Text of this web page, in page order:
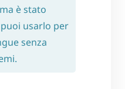
è stato
usarlo per
senza